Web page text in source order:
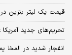
قیمت یک لیتر بنزین
تحریم‌های جدید آمریکا
انفجار شدید در المخا